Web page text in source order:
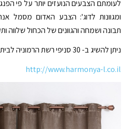
לעומתם הצבעים הנועזים יותר על פי
ומגוונות לדוג': הצבע האדום מסמל
תבונה ושמחה והגוונים של הכחול שלווה
ניתן להשיג ב- 30 סניפי רשת הרמוניה לבית הפרוסים ברחבי הארץ
http://www.harmonya-l.co.il